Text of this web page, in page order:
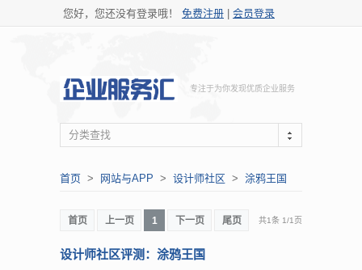
您好，您还没有登录哦！ 免费注册 会员登录
专注于为你发现优质企业服务
分类查找
首页 > 网站与APP > 设计师社区 > 涂鸦王国
首页 上一页 1 下一页 尾页 共1条 1/1页
设计师社区评测：涂鸦王国